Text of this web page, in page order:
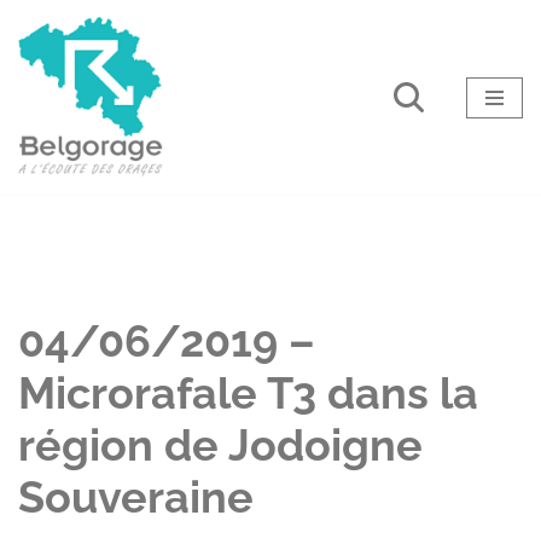
Aller
04/06/2019 –
Microrafale T3 dans la
région de Jodoigne
Souveraine